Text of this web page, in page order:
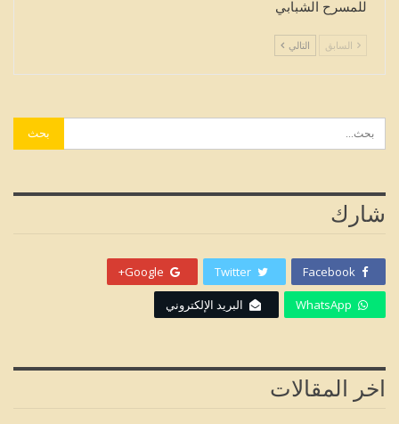
للمسرح الشبابي
السابق التالي
شارك
Facebook
Twitter
Google+
WhatsApp البريد الإلكتروني
اخر المقالات